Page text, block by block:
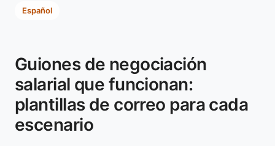
Español
Guiones de negociación
salarial que funcionan:
plantillas de correo para cada
escenario